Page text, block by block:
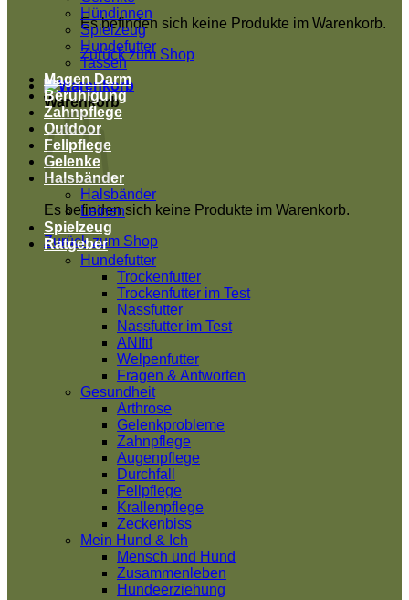
Es befinden sich keine Produkte im Warenkorb.
Zurück zum Shop
Warenkorb
Es befinden sich keine Produkte im Warenkorb.
Zurück zum Shop
Hündinnen
Spielzeug
Hundefutter
Tassen
Magen Darm
Beruhigung
Zahnpflege
Outdoor
Fellpflege
Gelenke
Halsbänder
Halsbänder
Leinen
Spielzeug
Ratgeber
Hundefutter
Trockenfutter
Trockenfutter im Test
Nassfutter
Nassfutter im Test
ANIfit
Welpenfutter
Fragen & Antworten
Gesundheit
Arthrose
Gelenkprobleme
Zahnpflege
Augenpflege
Durchfall
Fellpflege
Krallenpflege
Zeckenbiss
Mein Hund & Ich
Mensch und Hund
Zusammenleben
Hundeerziehung